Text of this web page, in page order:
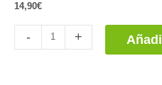
14,90€
- +